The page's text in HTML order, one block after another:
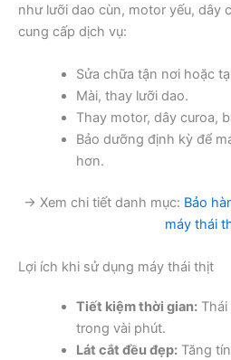
như lưỡi dao cùn, motor yếu, dây
cung cấp dịch vụ:
Sửa chữa tận nơi hoặc
Mài, thay lưỡi dao.
Thay motor, dây curoa,
Bảo dưỡng định kỳ để
hơn.
→ Xem chi tiết danh mục: Bảo
máy thái
Lợi ích khi sử dụng máy thái thịt
Tiết kiệm thời gian:Thái
trong vài phút.
Lát cắt đều đẹp:Tăng